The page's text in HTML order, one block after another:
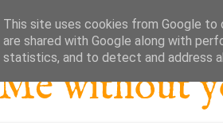
without
This site uses cookies from Google to
are shared with Google along with
statistics, and to detect and address